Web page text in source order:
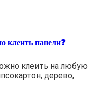
клеить панели❓
клеить на любую
дерево,